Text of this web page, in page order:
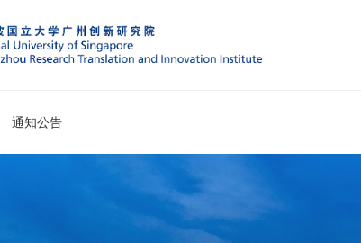
通知公告